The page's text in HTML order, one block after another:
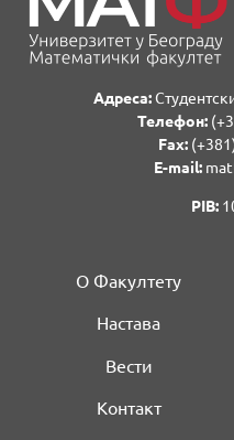
Адреса:
Телефон:
Fаx:
E-mail:
PIB:
О Факултету
Настава
Вести
Контакт